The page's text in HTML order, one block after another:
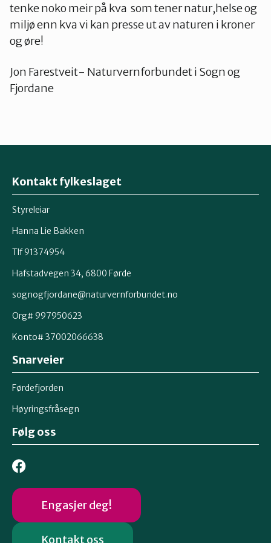
tenke noko meir på kva som tener natur,helse og
miljø enn kva vi kan presse ut av naturen i kroner
og øre!
Jon Farestveit- Naturvernforbundet i Sogn og
Fjordane
Kontakt fylkeslaget
Styreleiar
Hanna Lie Bakken
Tlf 91374954
Hafstadvegen 34, 6800 Førde
sognogfjordane@naturvernforbundet.no
Org# 997950623
Konto# 37002066638
Snarveier
Førdefjorden
Høyringsfråsegn
Følg oss
Engasjer deg!
Kontakt oss